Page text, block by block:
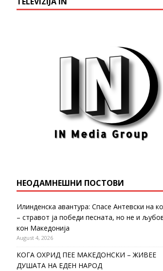
НЕОДАМНЕШНИ ПОСТОВИ
Илинденска авантура: Спасе Антевски на
– стравот ја победи песната, но не и
кон Македонија
August 4, 2026
КОГА ОХРИД ПЕЕ МАКЕДОНСКИ – ЖИВЕЕ
ДУШАТА НА ЕДЕН НАРОД